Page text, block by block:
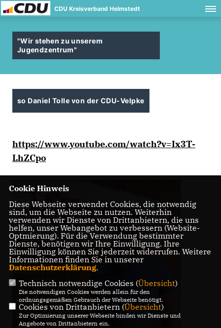
CDU Kreisverband Helmstedt
"Wir stehen zu unserem
Jugendzentrum"
so Daniel Tolle von der CDU-Velpke
https://www.youtube.com/watch?v=Ix3T-
LhZCpo
Cookie Hinweis
Diese Webseite verwendet Cookies, die notwendig
sind, um die Webseite zu nutzen. Weiterhin
verwenden wir Dienste von Drittanbietern, die uns
helfen, unser Webangebot zu verbessern (Website-
Optmierung). Für die Verwendung bestimmter
Dienste, benötigen wir Ihre Einwilligung. Ihre
Einwilligung können Sie jederzeit widerrufen. Weitere
Informationen finden Sie in unserer
Datenschutzerklärung.
Technisch notwendige Cookies (Übersicht)
Die notwendigen Cookies werden allein für den
ordnungsgemäßen Gebrauch der Webseite benötigt.
Cookies von Drittanbietern (Übersicht)
Zur Optimierung unserer Webseite binden wir Dienste und
Angebote von Drittanbietern ein.